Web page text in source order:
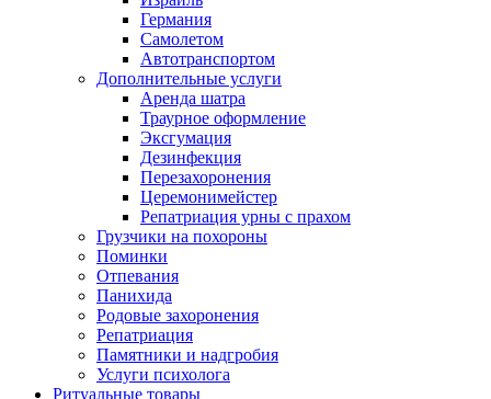
Германия
Самолетом
Автотранспортом
Дополнительные услуги
Аренда шатра
Траурное оформление
Эксгумация
Дезинфекция
Перезахоронения
Церемонимейстер
Репатриация урны с прахом
Грузчики на похороны
Поминки
Отпевания
Панихида
Родовые захоронения
Репатриация
Памятники и надгробия
Услуги психолога
Ритуальные товары